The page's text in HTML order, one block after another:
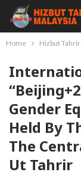
Home Hizbut Tahrir
Gender
Held By
The
Ut Tahrir